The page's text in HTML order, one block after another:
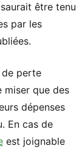
être tenu
par les
perte
miser que des
dépenses
En cas de
est joignable